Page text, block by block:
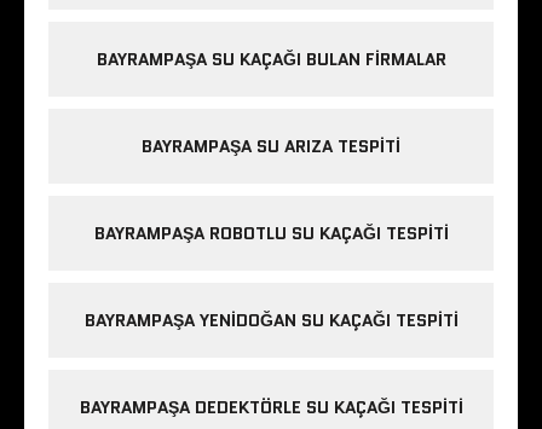
BAYRAMPAŞA SU KAÇAĞI BULAN FIRMALAR
BAYRAMPAŞA SU ARIZA TESPITI
BAYRAMPAŞA ROBOTLU SU KAÇAĞI TESPITI
BAYRAMPAŞA YENIDOĞAN SU KAÇAĞI TESPITI
BAYRAMPAŞA DEDEKTÖRLE SU KAÇAĞI TESPITI